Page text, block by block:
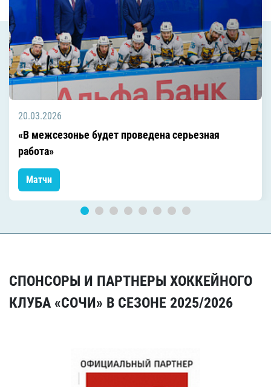
20.03.2026
«В межсезонье будет проведена серьезная
работа»
Матчи
СПОНСОРЫ И ПАРТНЕРЫ ХОККЕЙНОГО
КЛУБА «СОЧИ» В СЕЗОНЕ 2025/2026